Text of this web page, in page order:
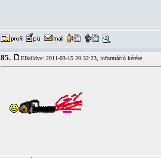
85. Elküldve: 2011-03-15 20:32:23, információ kérése